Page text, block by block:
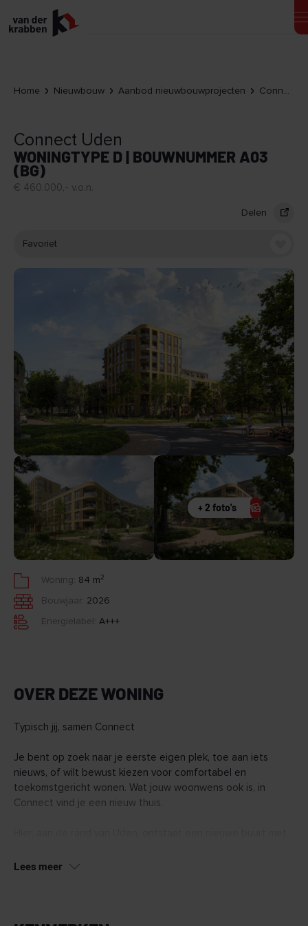
Home Nieuwbouw Aanbod nieuwbouwprojecten Connect Uden
Connect Uden
WONINGTYPE D | BOUWNUMMER A03
(BG)
€ 460.000,- v.o.n.
Delen
Favoriet
+ 2 foto's
Woning: 84 m 2
Bouwjaar: 2026
Energielabel: A+++
OVER DEZE WONING
Typisch jij, samen Connect
Je bent op zoek naar je eerste eigen plek, toe aan iets
nieuws, of wilt bewust kiezen voor comfortabel en
toekomstgericht wonen. Wat jouw woonwens ook is, in
Connect vind je een nieuw thuis.
penthouses en een aantal grondgebonden woningen.
Lees meer